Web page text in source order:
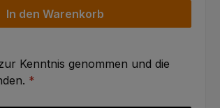
benutze die Schaltflächen um die Anzahl zu
In den Warenkorb
Kenntnis genommen und die
*